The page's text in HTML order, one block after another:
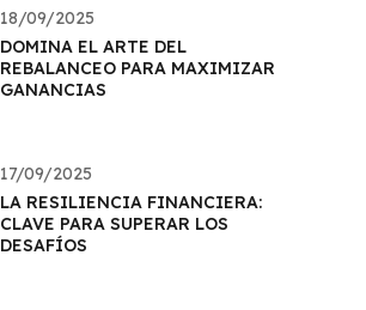
18/09/2025
DOMINA EL ARTE DEL
REBALANCEO PARA MAXIMIZAR
GANANCIAS
17/09/2025
LA RESILIENCIA FINANCIERA:
CLAVE PARA SUPERAR LOS
DESAFÍOS